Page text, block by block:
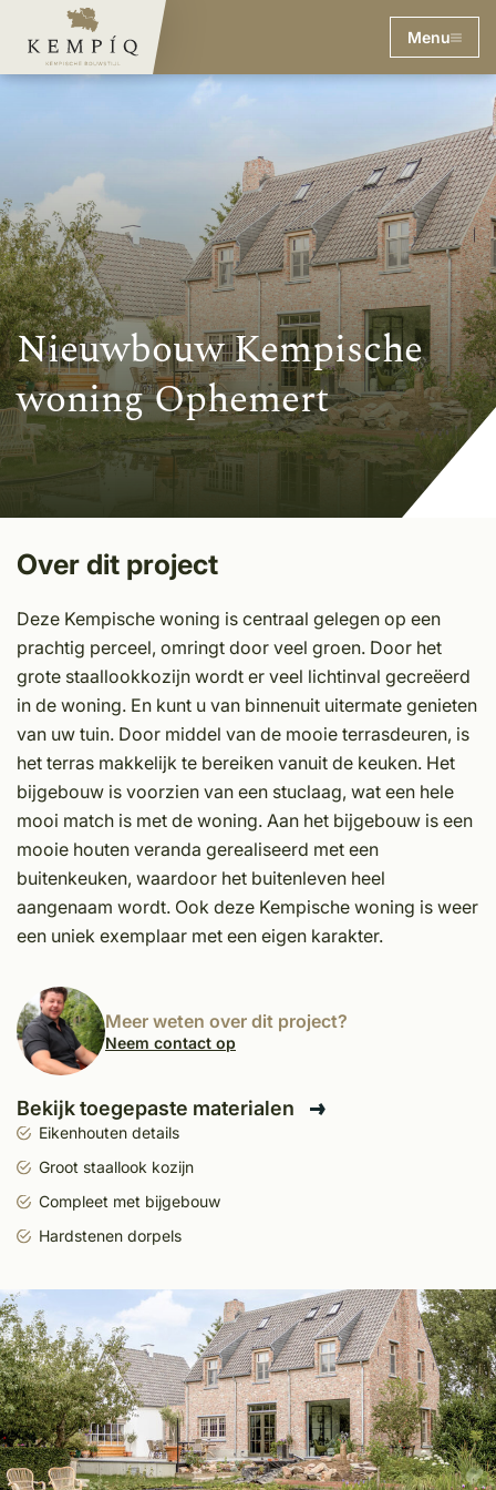
Menu
Nieuwbouw Kempische
woning Ophemert
Over dit project
Deze Kempische woning is centraal gelegen op een
prachtig perceel, omringt door veel groen. Door het
grote staallookkozijn wordt er veel lichtinval gecreëerd
in de woning. En kunt u van binnenuit uitermate genieten
van uw tuin. Door middel van de mooie terrasdeuren, is
het terras makkelijk te bereiken vanuit de keuken. Het
bijgebouw is voorzien van een stuclaag, wat een hele
mooi match is met de woning. Aan het bijgebouw is een
mooie houten veranda gerealiseerd met een
buitenkeuken, waardoor het buitenleven heel
aangenaam wordt. Ook deze Kempische woning is weer
een uniek exemplaar met een eigen karakter.
Meer weten over dit project?
Neem contact op
Bekijk toegepaste materialen
Eikenhouten details
Groot staallook kozijn
Compleet met bijgebouw
Hardstenen dorpels